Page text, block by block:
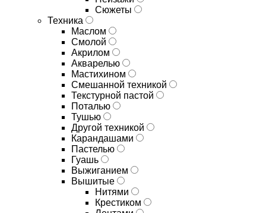
Сюжеты
Техника
Маслом
Смолой
Акрилом
Акварелью
Мастихином
Смешанной техникой
Текстурной пастой
Поталью
Тушью
Другой техникой
Карандашами
Пастелью
Гуашь
Выжиганием
Вышитые
Нитями
Крестиком